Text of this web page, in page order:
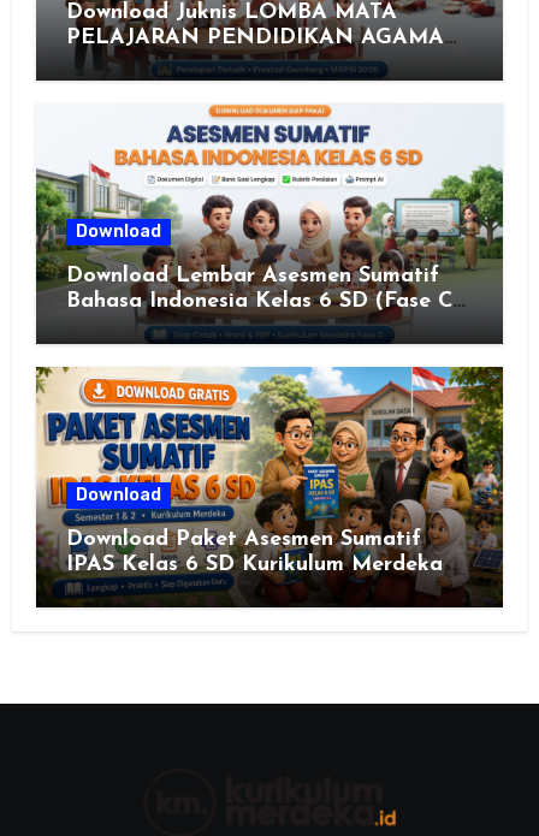
Download Juknis LOMBA MATA
PELAJARAN PENDIDIKAN AGAMA
ISLAM DAN SENI ISLAMI (MAPSI)
SEKOLAH DASAR XXVII PROVINSI
JAWA TENGAH TAHUN 2026
Download
Download Lembar Asesmen Sumatif
Bahasa Indonesia Kelas 6 SD (Fase C)
– Bank Soal & Rubrik Penilaian
Download
Download Paket Asesmen Sumatif
IPAS Kelas 6 SD Kurikulum Merdeka
Lengkap Semester 1 & 2